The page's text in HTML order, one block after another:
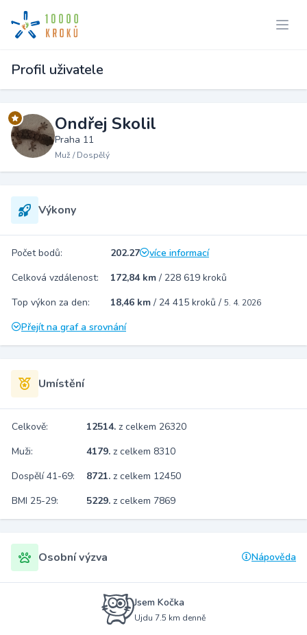
Profil uživatele
Ondřej Skolil
Praha 11
Muž / Dospělý
Výkony
Počet bodů: 202.27
více informací
Celková vzdálenost:
172,84 km / 228 619 kroků
Top výkon za den:
18,46 km / 24 415 kroků / 5. 4. 2026
Přejít na graf a srovnání
Umístění
Celkově: 12514. z celkem 26320
Muži:
4179. z celkem 8310
Dospělí 41-69:
8721. z celkem 12450
BMI 25-29:
5229. z celkem 7869
Osobní výzva Nápověda
Jsem Kočka
Ujdu 7.5 km denně